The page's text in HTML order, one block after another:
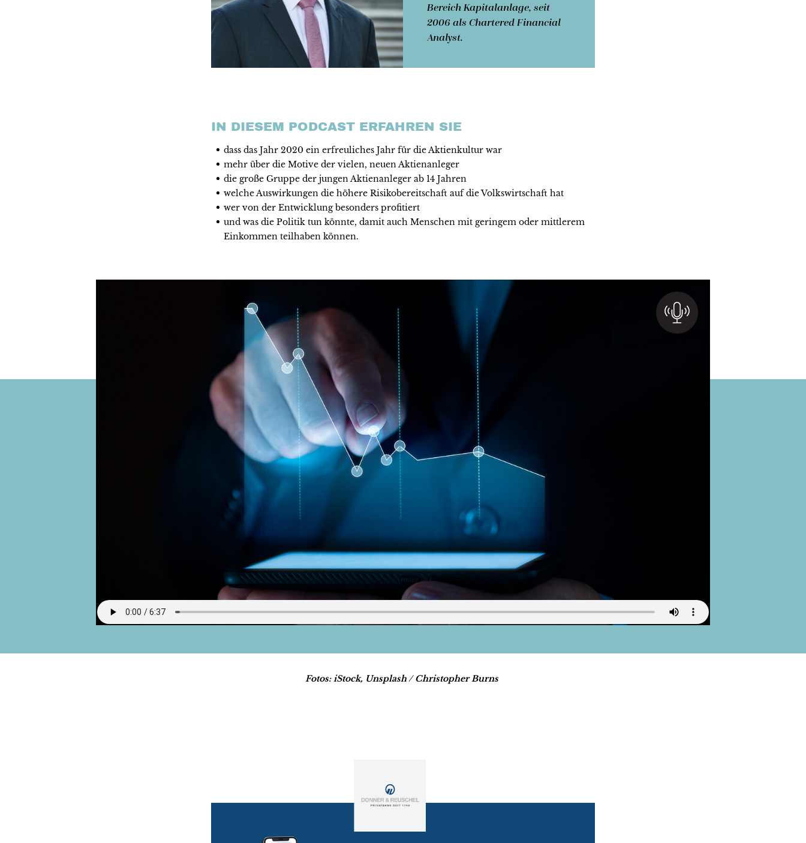
Bereich Kapital­anlage, seit
2006 als Chartered Financial
Analyst.
IN DIESEM PODCAST ERFAHREN SIE
dass das Jahr 2020 ein erfreuliches Jahr für die Aktienkultur war
mehr über die Motive der vielen, neuen Aktienanleger
die große Gruppe der jungen Aktienanleger ab 14 Jahren
welche Auswirkungen die höhere Risikobereitschaft auf die Volkswirtschaft hat
wer von der Entwicklung besonders profitiert
und was die Politik tun könnte, damit auch Menschen mit geringem oder mittlerem
Einkommen teilhaben können.
Fotos: iStock, Unsplash / Christopher Burns